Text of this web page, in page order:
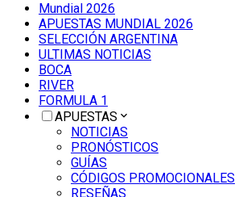
Mundial 2026
APUESTAS MUNDIAL 2026
SELECCIÓN ARGENTINA
ULTIMAS NOTICIAS
BOCA
RIVER
FORMULA 1
APUESTAS
NOTICIAS
PRONÓSTICOS
GUÍAS
CÓDIGOS PROMOCIONALES
RESEÑAS